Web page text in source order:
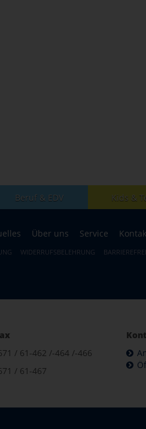
Beruf & EDV Kids &
Über uns Service
WIDERRUFSBELEHRUNG
/ 61-462 /-464 /-466
/ 61-467